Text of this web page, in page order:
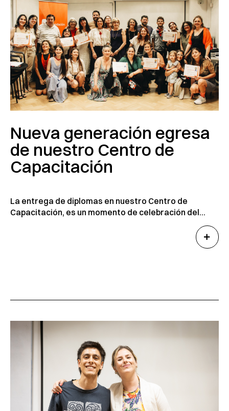
Nueva generación egresa
de nuestro Centro de
Capacitación
La entrega de diplomas en nuestro Centro de
Capacitación, es un momento de celebración del...